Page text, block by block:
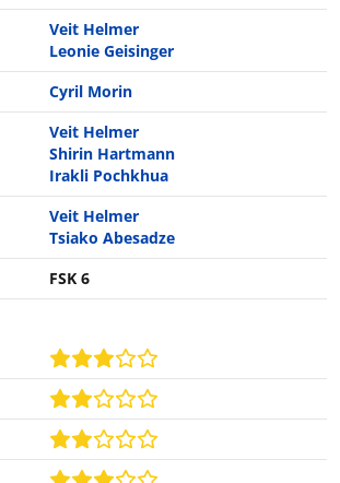
Veit Helmer
Leonie Geisinger
Cyril Morin
Veit Helmer
Shirin Hartmann
Irakli Pochkhua
Veit Helmer
Tsiako Abesadze
FSK 6